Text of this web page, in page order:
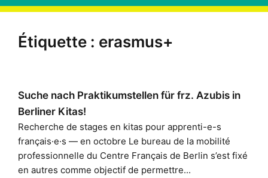
Étiquette : erasmus+
Suche nach Praktikumstellen für frz. Azubis in
Berliner Kitas!
Recherche de stages en kitas pour apprenti-e-s
français·e·s — en octobre Le bureau de la mobilité
professionnelle du Centre Français de Berlin s’est fixé
en autres comme objectif de permettre...